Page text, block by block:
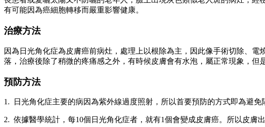
有可能因為癌細胞轉移而嚴重影響健康。
治療方法
因為日光角化症為皮膚癌前病灶，處理上以根除為主，因此像手術切除、
落，治療後除了稍微的疼痛感之外，有時候皮膚會有水泡，屬正常現象，
預防方法
1. 日光角化症主要的病因為紫外線過度照射，所以首要預防的方式即為避
2. 依據醫學統計，每10個日光角化症者，就有1個會變成皮膚癌。所以皮膚